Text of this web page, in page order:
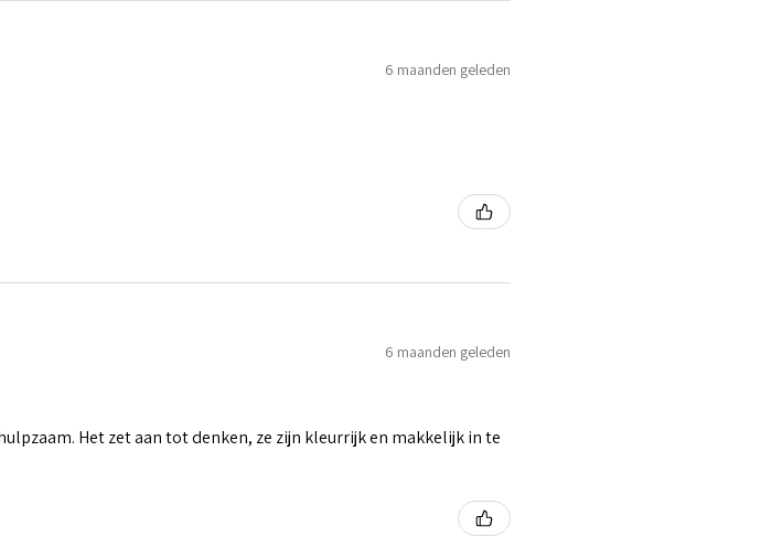
6 maanden geleden
6 maanden geleden
Het zet aan tot denken, ze zijn kleurrijk en makkelijk in te